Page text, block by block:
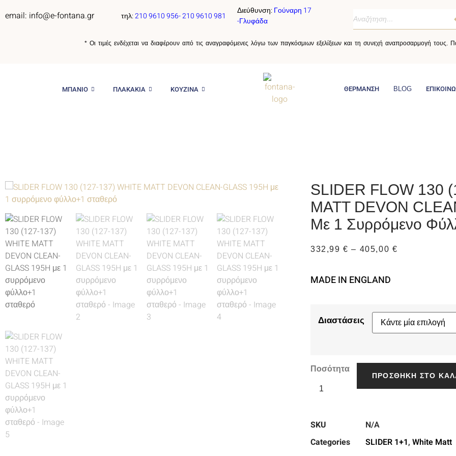
email: info@e-fontana.gr τηλ:210 9610 956-210 9610 981 Διεύθυνση: Γούναρη 17
-Γλυφάδα
* Οι τιμές ενδέχεται να διαφέρουν από τις αναγραφόμενες λόγω των παγκόσμιων εξελίξεων και τη συνεχή αναπροσαρμογή τους.
ΜΠΑΝΙΟ ΠΛΑΚΑΚΙΑ ΚΟΥΖΙΝΑ ΘΕΡΜΑΝΣΗ BLOG
SLIDER FLOW 130
MATT DEVON
Με 1 Συρρόμενο
332,99€ – 405,00 €
MADE IN ENGLAND
Διαστάσεις
Ποσότητα
ΠΡΟΣΘΉΚΗ ΣΤΟ
SKU
N/A
Categories
SLIDER 1+1, White Matt